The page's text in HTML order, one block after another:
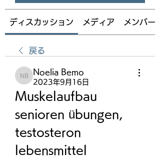
ディスカッション メディア メンバー
戻る
Noelia Bemo
Noelia Bemo
2023年9月16日
Muskelaufbau
senioren übungen,
testosteron
lebensmittel